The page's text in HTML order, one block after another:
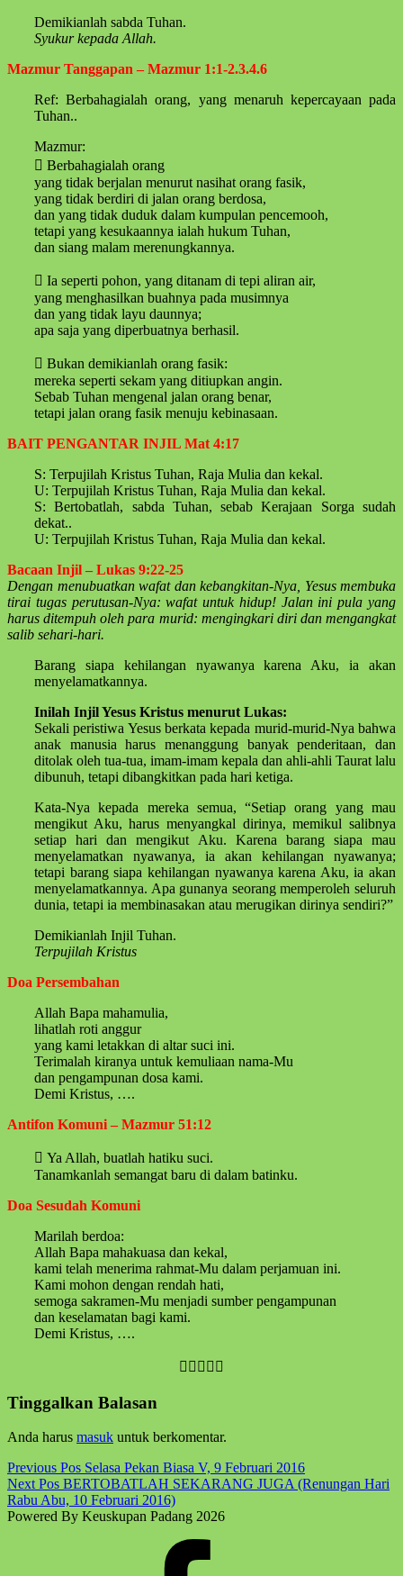
Demikianlah sabda Tuhan.
Syukur kepada Allah.
Mazmur Tanggapan – Mazmur 1:1-2.3.4.6
Ref: Berbahagialah orang, yang menaruh kepercayaan pada
Tuhan..
Mazmur:
 Berbahagialah orang
yang tidak berjalan menurut nasihat orang fasik,
yang tidak berdiri di jalan orang berdosa,
dan yang tidak duduk dalam kumpulan pencemooh,
tetapi yang kesukaannya ialah hukum Tuhan,
dan siang malam merenungkannya.
 Ia seperti pohon, yang ditanam di tepi aliran air,
yang menghasilkan buahnya pada musimnya
dan yang tidak layu daunnya;
apa saja yang diperbuatnya berhasil.
 Bukan demikianlah orang fasik:
mereka seperti sekam yang ditiupkan angin.
Sebab Tuhan mengenal jalan orang benar,
tetapi jalan orang fasik menuju kebinasaan.
BAIT PENGANTAR INJIL Mat 4:17
S: Terpujilah Kristus Tuhan, Raja Mulia dan kekal.
U: Terpujilah Kristus Tuhan, Raja Mulia dan kekal.
S: Bertobatlah, sabda Tuhan, sebab Kerajaan Sorga sudah
dekat..
U: Terpujilah Kristus Tuhan, Raja Mulia dan kekal.
Bacaan Injil – Lukas 9:22-25
Dengan menubuatkan wafat dan kebangkitan-Nya, Yesus membuka
tirai tugas perutusan-Nya: wafat untuk hidup! Jalan ini pula yang
harus ditempuh oleh para murid: mengingkari diri dan mengangkat
salib sehari-hari.
Barang siapa kehilangan nyawanya karena Aku,ia akan
menyelamatkannya.
Inilah Injil Yesus Kristus menurut Lukas:
Sekali peristiwa Yesus berkata kepada murid-murid-Nya bahwa
anak manusia harus menanggung banyak penderitaan, dan
ditolak oleh tua-tua, imam-imam kepala dan ahli-ahli Taurat lalu
dibunuh, tetapi dibangkitkan pada hari ketiga.
Kata-Nya kepada mereka semua, “Setiap orang yang mau
mengikut Aku, harus menyangkal dirinya, memikul salibnya
setiap hari dan mengikut Aku. Karena barang siapa mau
menyelamatkan nyawanya, ia akan kehilangan nyawanya;
tetapi barang siapa kehilangan nyawanya karena Aku, ia akan
menyelamatkannya. Apa gunanya seorang memperoleh seluruh
dunia, tetapi ia membinasakan atau merugikan dirinya sendiri?”
Demikianlah Injil Tuhan.
Terpujilah Kristus
Doa Persembahan
Allah Bapa mahamulia,
lihatlah roti anggur
yang kami letakkan di altar suci ini.
Terimalah kiranya untuk kemuliaan nama-Mu
dan pengampunan dosa kami.
Demi Kristus, ….
Antifon Komuni – Mazmur 51:12
 Ya Allah, buatlah hatiku suci.
Tanamkanlah semangat baru di dalam batinku.
Doa Sesudah Komuni
Marilah berdoa:
Allah Bapa mahakuasa dan kekal,
kami telah menerima rahmat-Mu dalam perjamuan ini.
Kami mohon dengan rendah hati,
semoga sakramen-Mu menjadi sumber pengampunan
dan keselamatan bagi kami.
Demi Kristus, ….

Skip
back
to
main
navigation
Tinggalkan Balasan
Anda harus masuk untuk berkomentar.
Post
navigation
Previous Pos Selasa Pekan Biasa V, 9 Februari 2016
Next Pos BERTOBATLAH SEKARANG JUGA (Renungan Hari
Rabu Abu, 10 Februari 2016)
Powered By Keuskupan Padang 2026